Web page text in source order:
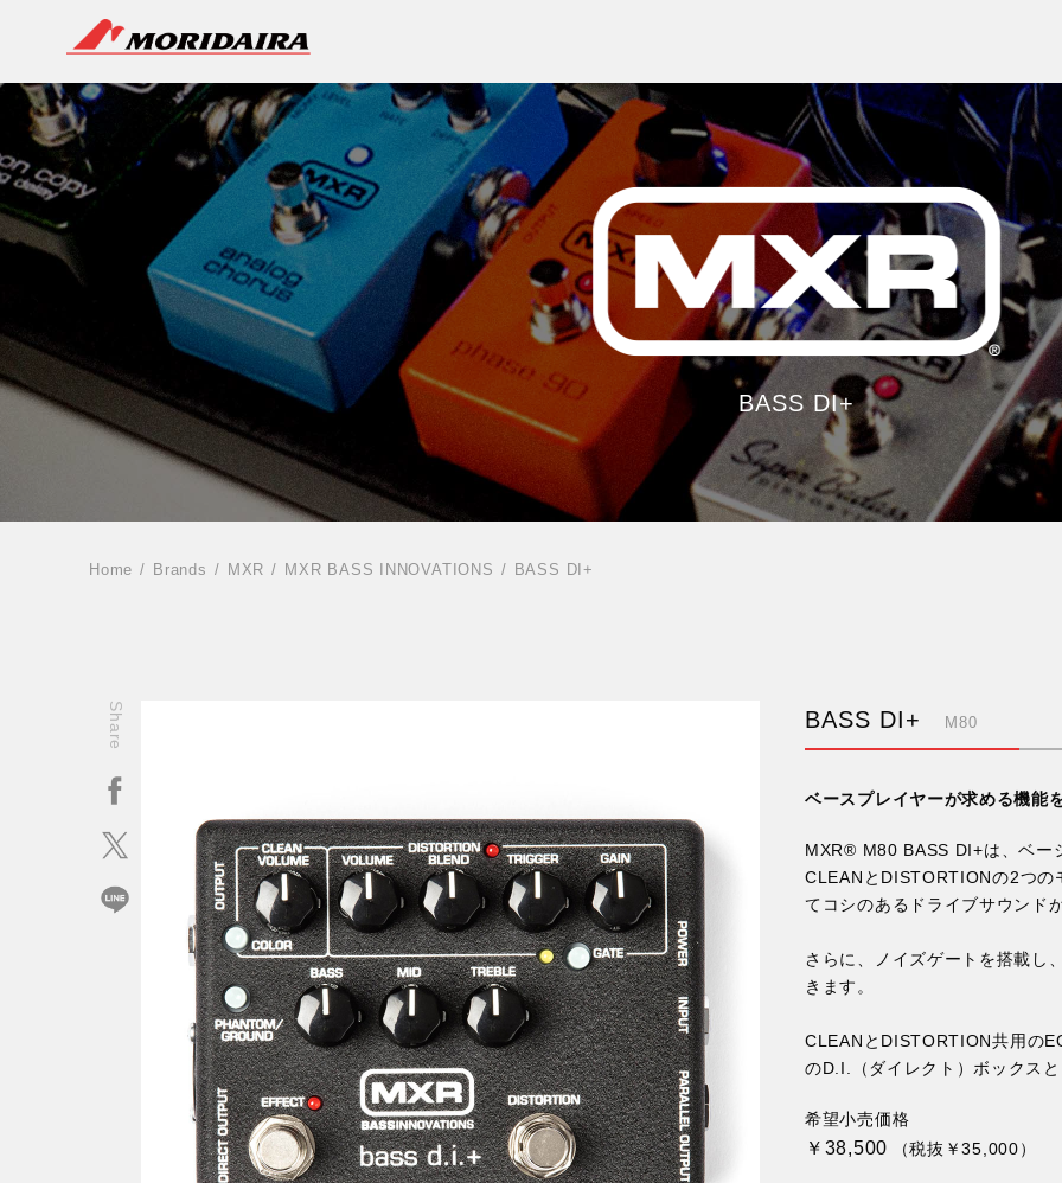
BASS DI+
Home Brands MXR MXR BASS INNOVATIONS BASS DI+
Share BASS DI+ M80
ベースプレイヤーが求める機能
MXR® M80 BASS DI+は、ベー
CLEANとDISTORTIONの2つの
てコシのあるドライブサウンド
さらに、ノイズゲートを搭載し
きます。
CLEANとDISTORTION共用の
のD.I.（ダイレクト）ボックスと
希望小売価格
￥38,500 （税抜￥35,000）